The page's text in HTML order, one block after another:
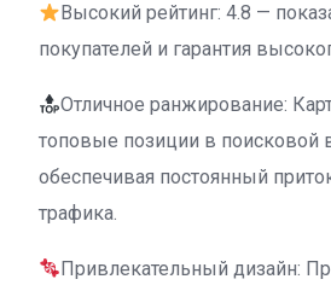
Высокий рейтинг: 4.8 —
покупателей и гарантия
Отличное ранжирование:
топовые позиции в поисковой
обеспечивая постоянный
трафика.
Привлекательный дизайн: